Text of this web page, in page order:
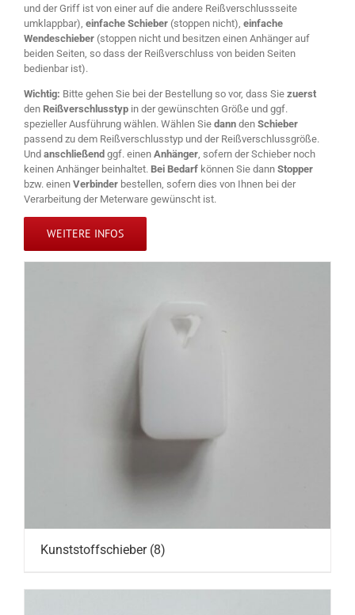
und der Griff ist von einer auf die andere Reißverschlussseite
umklappbar), einfache Schieber (stoppen nicht), einfache
Wendeschieber (stoppen nicht und besitzen einen Anhänger auf
beiden Seiten, so dass der Reißverschluss von beiden Seiten
bedienbar ist).
Wichtig: Bitte gehen Sie bei der Bestellung so vor, dass Sie zuerst
den Reißverschlusstyp in der gewünschten Größe und ggf.
spezieller Ausführung wählen. Wählen Sie dann den Schieber
passend zu dem Reißverschlusstyp und der Reißverschlussgröße.
Und anschließend ggf. einen Anhänger, sofern der Schieber noch
keinen Anhänger beinhaltet. Bei Bedarf können Sie dann Stopper
bzw. einen Verbinder bestellen, sofern dies von Ihnen bei der
Verarbeitung der Meterware gewünscht ist.
WEITERE INFOS
Kunststoffschieber (8)